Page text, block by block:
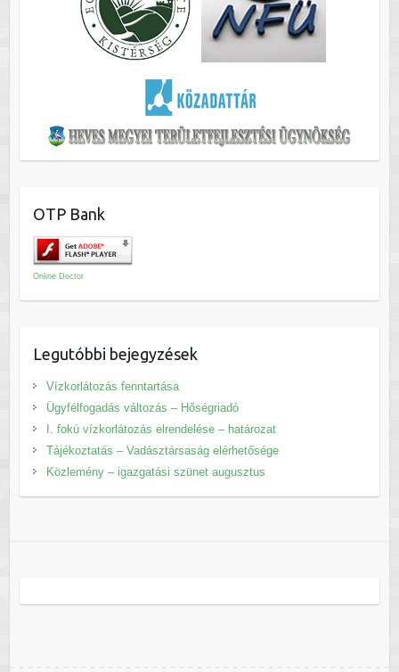
OTP Bank
Online Doctor
Legutóbbi bejegyzések
Vízkorlátozás fenntartása
Ügyfélfogadás változás – Hőségriadó
I. fokú vízkorlátozás elrendelése – határozat
Tájékoztatás – Vadásztársaság elérhetősége
Közlemény – igazgatási szünet augusztus